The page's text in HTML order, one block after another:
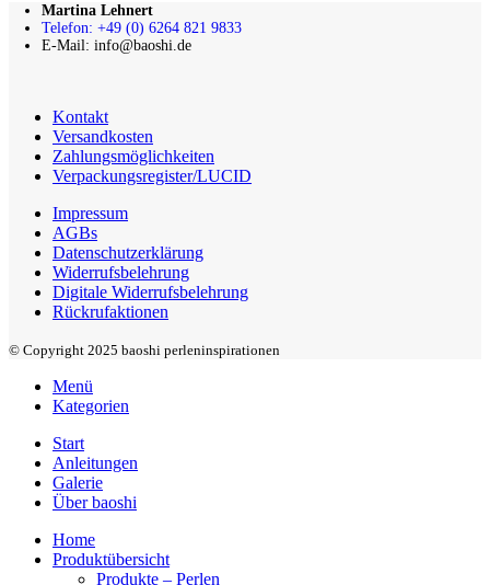
Martina Lehnert
Telefon: +49 (0) 6264 821 9833
E-Mail: info@baoshi.de
Kontakt
Versandkosten
Zahlungsmöglichkeiten
Verpackungsregister/LUCID
Impressum
AGBs
Datenschutzerklärung
Widerrufsbelehrung
Digitale Widerrufsbelehrung
Rückrufaktionen
© Copyright 2025 baoshi perleninspirationen
Menü
Kategorien
Start
Anleitungen
Galerie
Über baoshi
Home
Produktübersicht
Produkte – Perlen